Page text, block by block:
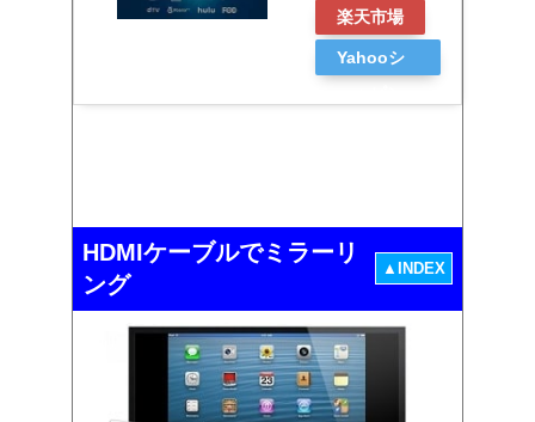
楽天市場
Yahooシ
HDMIケーブルでミラーリ
ング
▲INDEX